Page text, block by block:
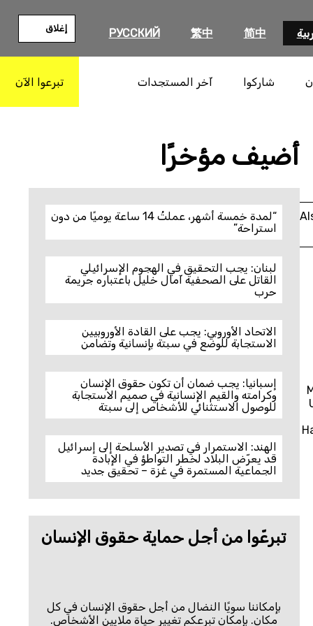
简中
繁中
РУССКИЙ إغلاق
شاركوا آخر المستجدات تبرعوا الآن
أضيف مؤخرًا
“لمدة خمسة أشهر، عملتُ 14 ساعة يوميًا من دون
استراحة”
لبنان: يجب التحقيق في الهجوم الإسرائيلي
القاتل على الصحفية آمال خليل باعتباره جريمة
حرب
الاتحاد الأوروبي: يجب على القادة الأوروبيين
الاستجابة للوضع في سبتة بإنسانية وتضامن
إسبانيا: يجب ضمان أن تكون حقوق الإنسان
وكرامته والقيم الإنسانية في صميم الاستجابة
للوصول الاستثنائي للأشخاص إلى سبتة
الهند: الاستمرار في تصدير الأسلحة إلى إسرائيل
قد يعرّض البلاد لخطر التواطؤ في الإبادة
الجماعية المستمرة في غزة – تحقيق جديد
تبرعّوا من أجل حماية حقوق الإنسان
بإمكاننا سويًا النضال من أجل حقوق الإنسان في كل
مكان. بإمكان تبرعكم تغيير حياة ملايين الأشخاص.